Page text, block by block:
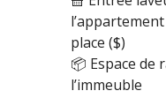
place ($)
📦 Espace de
l’immeuble